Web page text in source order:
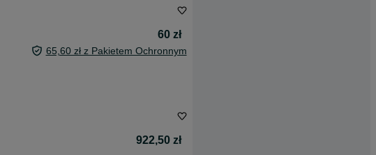
60 zł
65,60 zł z Pakietem Ochronnym
922,50 zł